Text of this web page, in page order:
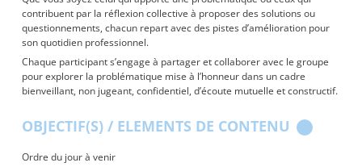
contribuent par la réflexion collective à proposer des solutions ou
questionnements, chacun repart avec des pistes d’amélioration pour
son quotidien professionnel.
Chaque participant s’engage à partager et collaborer avec le groupe
pour explorer la problématique mise à l’honneur dans un cadre
bienveillant, non jugeant, confidentiel, d’écoute mutuelle et constructif.
OBJECTIF(S) / ELEMENTS DE CONTENU
Ordre du jour à venir